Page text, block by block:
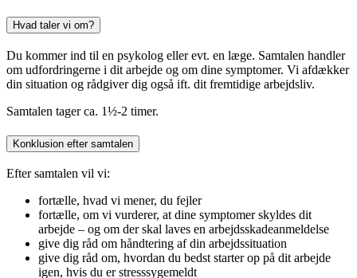
Hvad taler vi om?
Du kommer ind til en psykolog eller evt. en læge. Samtalen handler
om udfordringerne i dit arbejde og om dine symptomer. Vi afdækker
din situation og rådgiver dig også ift. dit fremtidige arbejdsliv.
Samtalen tager ca. 1½-2 timer.
Konklusion efter samtalen
Efter samtalen vil vi:
fortælle, hvad vi mener, du fejler
fortælle, om vi vurderer, at dine symptomer skyldes dit
arbejde – og om der skal laves en arbejdsskadeanmeldelse
give dig råd om håndtering af din arbejdssituation
give dig råd om, hvordan du bedst starter op på dit arbejde
igen, hvis du er stresssygemeldt